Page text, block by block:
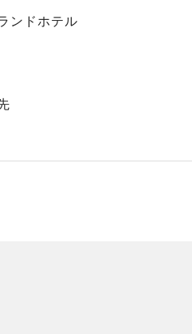
ンドホテル